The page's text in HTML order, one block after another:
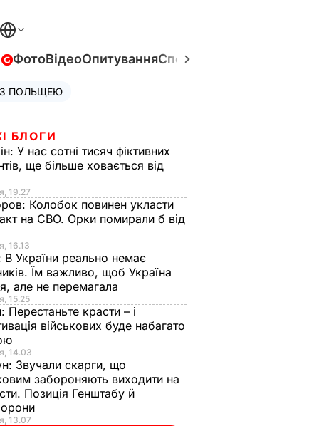
ФотоВідеоОпитуванняСпецпроєкти
ПОЛЬЩЕЮ
БЛОГИ
У нас сотні тисяч фіктивних
ще більше ховається від
19.27
Колобок повинен укласти
на СВО. Орки помирали б від
16.13
В України реально немає
Їм важливо, щоб Україна
але не перемагала
15.25
Перестаньте красти – і
військових буде набагато
14.03
Звучали скарги, що
забороняють виходити на
Позиція Генштабу й
13.07